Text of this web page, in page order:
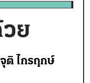
ย
ติ ไกรฤกษ์